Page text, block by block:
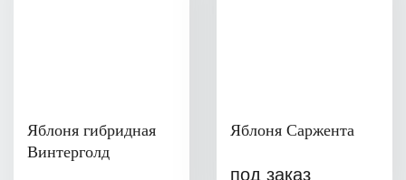
Яблоня гибридная
Винтерголд
Яблоня Саржента
под заказ